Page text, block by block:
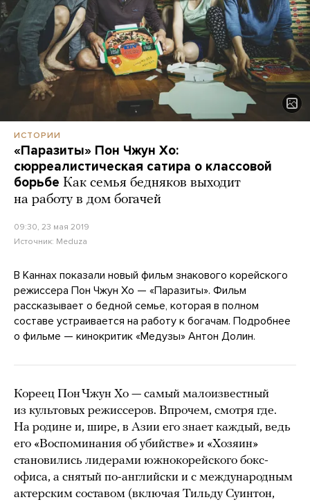
ИСТОРИИ
«Паразиты» Пон Чжун Хо:
сюрреалистическая сатира о классовой
борьбе Как семья бедняков выходит
на работу в дом богачей
09:30, 23 мая 2019
Источник: Meduza
В Каннах показали новый фильм знакового корейского
режиссера Пон Чжун Хо — «Паразиты». Фильм
рассказывает о бедной семье, которая в полном
составе устраивается на работу к богачам. Подробнее
о фильме — кинокритик «Медузы» Антон Долин.
Кореец Пон Чжун Хо — самый малоизвестный
из культовых режиссеров. Впрочем, смотря где.
На родине и, шире, в Азии его знает каждый, ведь
его «Воспоминания об убийстве» и «Хозяин»
становились лидерами южнокорейского бокс-
офиса, а снятый по-английски и с международным
актерским составом (включая Тильду Суинтон,